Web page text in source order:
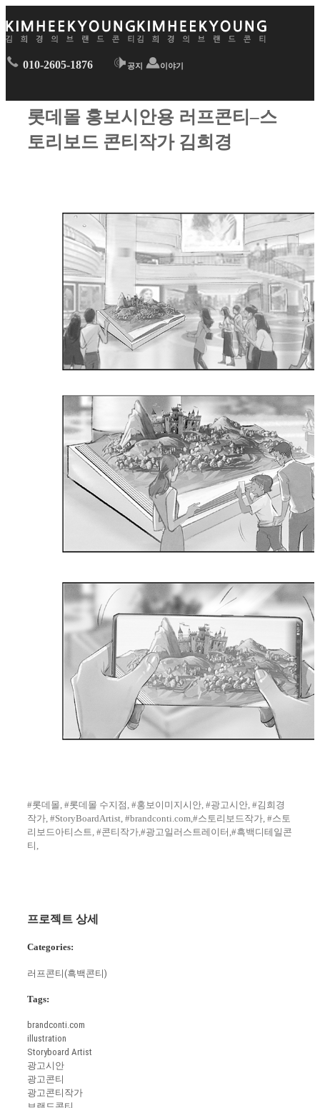
010-2605-1876 공지 이야기
롯데몰 홍보시안용 러프콘티–스
토리보드 콘티작가 김희경
#롯데몰, #롯데몰 수지점, #홍보이미지시안, #광고시안, #김희경
작가, #StoryBoardArtist, #brandconti.com,#스토리보드작가, #스토
리보드아티스트, #콘티작가,#광고일러스트레이터,#흑백디테일콘
티,
프로젝트 상세
Categories:
러프콘티(흑백콘티)
Tags:
brandconti.com
illustration
Storyboard Artist
광고시안
광고콘티
광고콘티작가